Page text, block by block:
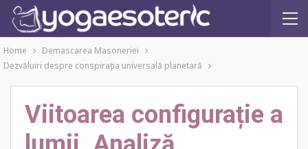
Home
Demascarea Masoneriei
Dezvăluiri despre conspiraţia universală planetară
Viitoarea configurație a